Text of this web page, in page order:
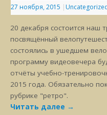
27 ноября, 2015 |
20 декабря состоится наш
посвящённый
состоялись в ушедшем
программу видеовечера
отчёты учебно-
2015 года. Обязательно
рубрике "ретро".
Читать далее →